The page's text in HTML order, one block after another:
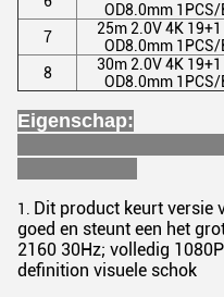
OD8.0mm 1PCS/
7
25m 2.0V 4K 19+1
OD8.0mm 1PCS/
8
30m 2.0V 4K 19+1
OD8.0mm 1PCS/
Eigenschap:
1. Dit product keurt versie
goed en steunt een het
2160 30Hz; volledig
definition visuele schok